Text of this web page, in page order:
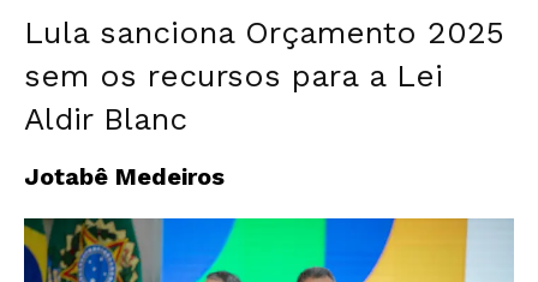
Lula sanciona Orçamento 2025
sem os recursos para a Lei
Aldir Blanc
Jotabê Medeiros